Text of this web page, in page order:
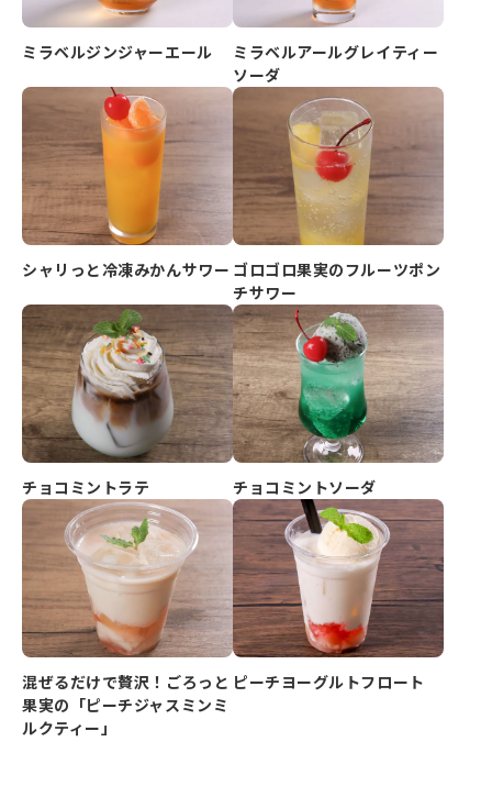
ミラベルジンジャーエール
ミラベルアールグレイティー
ソーダ
シャリっと冷凍みかんサワー ゴロゴロ果実のフルーツポン
チサワー
チョコミントラテ チョコミントソーダ
混ぜるだけで贅沢！ごろっと
果実の「ピーチジャスミンミ
ルクティー」
ピーチヨーグルトフロート